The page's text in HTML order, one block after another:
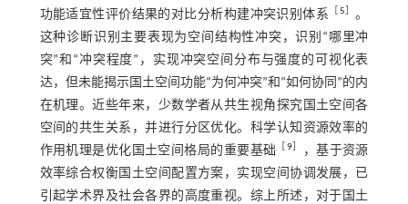
功能适宜性评价结果的对比分析构建冲突识别体系
5
。
这种诊断识别主要表现为空间结构性冲突，识别“哪里冲
突”和“冲突程度”，实现冲突空间分布与强度的可视化表
达，但未能揭示国土空间功能“为何冲突”和“如何协同”的内
在机理。近些年来，少数学者从共生视角探究国土空间各
空间的共生关系，并进行分区优化。科学认知资源效率的
作用机理是优化国土空间格局的重要基础
9］
，基于资源
效率综合权衡国土空间配置方案，实现空间协调发展，已
引起学术界及社会各界的高度重视。综上所述，对于国土